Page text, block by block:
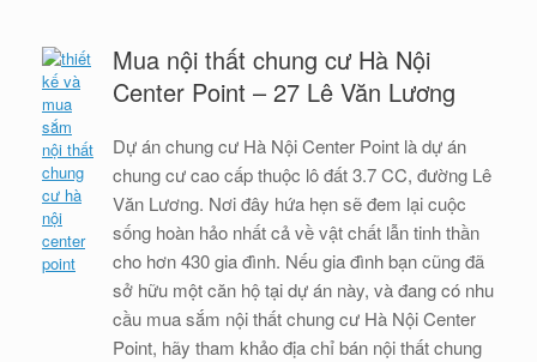
Mua nội thất chung cư Hà Nội
Center Point – 27 Lê Văn Lương
Dự án chung cư Hà Nội Center Point là dự án
chung cư cao cấp thuộc lô đất 3.7 CC, đường Lê
Văn Lương. Nơi đây hứa hẹn sẽ đem lại cuộc
sống hoàn hảo nhất cả về vật chất lẫn tinh thần
cho hơn 430 gia đình. Nếu gia đình bạn cũng đã
sở hữu một căn hộ tại dự án này, và đang có nhu
cầu mua sắm nội thất chung cư Hà Nội Center
Point, hãy tham khảo địa chỉ bán nội thất chung